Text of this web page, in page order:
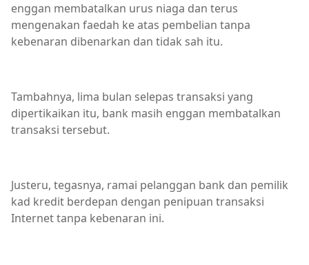
enggan membatalkan urus niaga dan terus
mengenakan faedah ke atas pembelian tanpa
kebenaran dibenarkan dan tidak sah itu.
Tambahnya, lima bulan selepas transaksi yang
dipertikaikan itu, bank masih enggan membatalkan
transaksi tersebut.
Justeru, tegasnya, ramai pelanggan bank dan pemilik
kad kredit berdepan dengan penipuan transaksi
Internet tanpa kebenaran ini.